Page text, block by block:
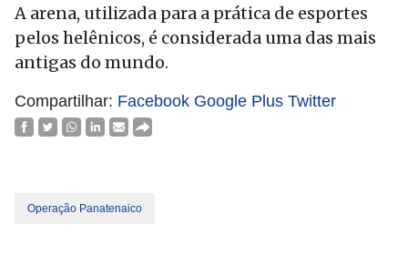
A arena, utilizada para a prática de esportes
pelos helênicos, é considerada uma das mais
antigas do mundo.
Compartilhar: Facebook Google Plus Twitter
Operação Panatenaico